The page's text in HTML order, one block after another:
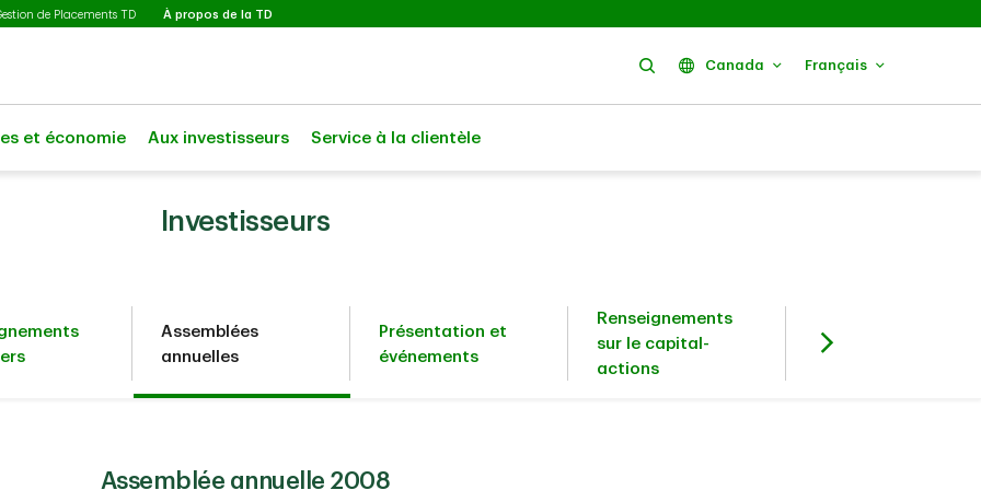
de Placements TD À propos de la TD
Rechercher
Canada Français
et économie Aux investisseurs Service à la clientèle
Investisseurs
Assemblées
annuelles
Présentation et
événements
Renseignements
sur le capital-
actions
Investisseurs en
titres à revenu fixe
Assemblée annuelle 2008